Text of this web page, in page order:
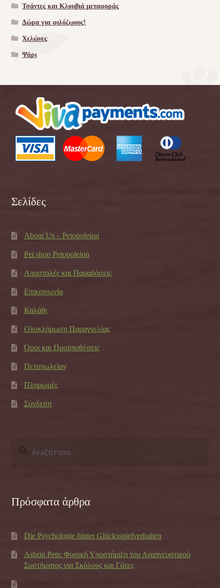
Τσάντες και Κλουβιά μεταφοράς
Δώρα για φιλόζωους!
Χελώνες
Ψάρι
Σελίδες
About Us – Petopoleion
Pet shop Petopoleion
Αποστολές και Παραδόσεις
Επικοινωνία
Καλάθι
Ολοκλήρωση Παραγγελίας
Όροι και Προϋποθέσεις
Πετοπωλείον
Πληρωμές
Σύνδεση
Πρόσφατα άρθρα
Die Psychologie hinter Glücksspielverhalten
Asbrip Pets: Φυσική Υποστήριξη του Αναπνευστικού
Συστήματος για Σκύλους και Γάτες